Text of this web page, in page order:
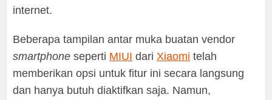
internet.
Beberapa tampilan antar muka buatan vendor
smartphoneseperti MIUI dari Xiaomi telah
memberikan opsi untuk fitur ini secara langsung
dan hanya butuh diaktifkan saja. Namun,